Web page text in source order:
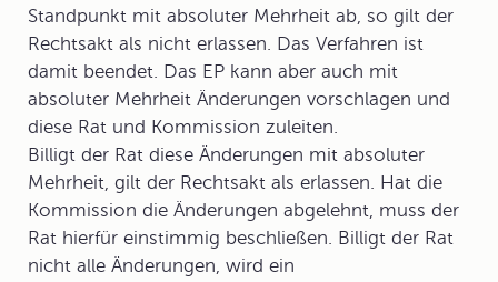
Standpunkt mit absoluter Mehrheit ab, so gilt der
Rechtsakt als nicht erlassen. Das Verfahren ist
damit beendet. Das EP kann aber auch mit
absoluter Mehrheit Änderungen vorschlagen und
diese Rat und Kommission zuleiten.
Billigt der Rat diese Änderungen mit absoluter
Mehrheit, gilt der Rechtsakt als erlassen. Hat die
Kommission die Änderungen abgelehnt, muss der
Rat hierfür einstimmig beschließen. Billigt der Rat
nicht alle Änderungen, wird ein